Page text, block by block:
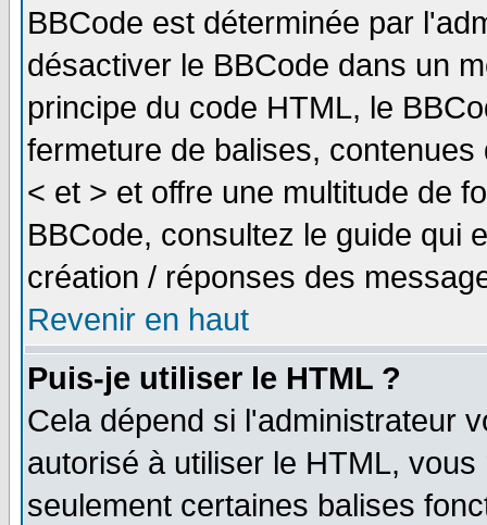
BBCode est déterminée par
désactiver le BBCode dans un
principe du code HTML, le
fermeture de balises,
< et > et offre une multitude de
BBCode, consultez le guide qui
création / réponses des
Revenir en haut
Puis-je utiliser le HTML ?
Cela dépend si l'administrateur
autorisé à utiliser le HTML,
seulement certaines balises